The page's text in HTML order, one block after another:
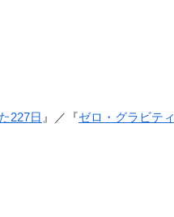
227日 』／『ゼロ・グラビティ